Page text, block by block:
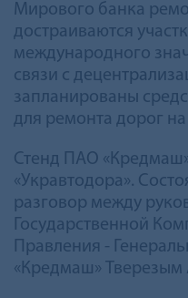
Мирового банка
достраиваются
международного
связи с
запланированы
для ремонта дорог на
Стенд ПАО
«Укравтодора».
разговор между
Государственной
Правления -
«Кредмаш» Тверезым